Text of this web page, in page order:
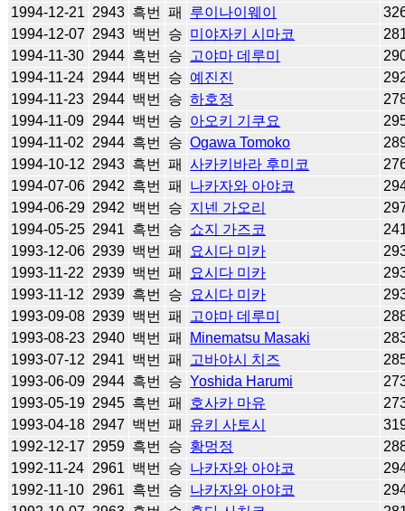
1994-12-21 2943 흑번 패 루이나이웨이
1994-12-07 2943 백번 승 미야자키 시마코
1994-11-30 2944 흑번 승 고야마 데루미
1994-11-24 2944 백번 승 예진진
1994-11-23 2944 백번 승 하호정
1994-11-09 2944 백번 승 아오키 기쿠요
1994-11-02
2944 흑번 승 Ogawa Tomoko
1994-10-12 2943 흑번 패 사카키바라 후미코
1994-07-06 2942 흑번 패 나카자와 아야코
1994-06-29 2942 백번 승 지넨 가오리
1994-05-25 2941 흑번 승 쇼지 가즈코
1993-12-06 2939 백번 패 요시다 미카
1993-11-22
2939 백번 패 요시다 미카
1993-11-12
2939 흑번 승 요시다 미카
1993-09-08 2939 백번 패 고야마 데루미
1993-08-23 2940 백번 패 Minematsu Masaki
1993-07-12 2941 백번 패 고바야시 치즈
1993-06-09 2944 흑번 승 Yoshida Harumi
1993-05-19 2945 흑번 패 호사카 마유
1993-04-18 2947 백번 패 유키 사토시
1992-12-17 2959 흑번 승 황멍정
1992-11-24 2961 백번 승 나카자와 아야코
1992-11-10 2961 흑번 승 나카자와 아야코